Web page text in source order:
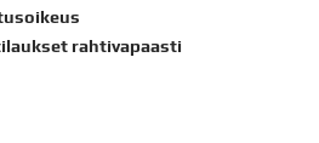
rahtivapaasti